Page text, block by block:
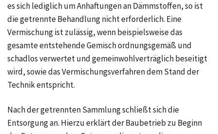
es sich lediglich um Anhaftungen an Dämmstoffen, so ist
die getrennte Behandlung nicht erforderlich. Eine
Vermischung ist zulässig, wenn beispielsweise das
gesamte entstehende Gemisch ordnungsgemäß und
schadlos verwertet und gemeinwohlverträglich beseitigt
wird, sowie das Vermischungsverfahren dem Stand der
Technik entspricht.
Nach der getrennten Sammlung schließt sich die
Entsorgung an. Hierzu erklärt der Baubetrieb zu Beginn